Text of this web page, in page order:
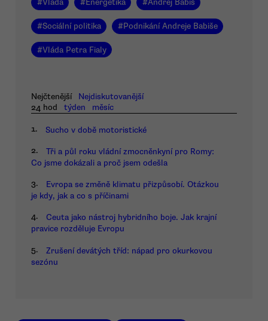
#Vláda #Energetika #Andrej Babiš
#Sociální politika #Podnikání Andreje Babiše
#Vláda Petra Fialy
Nejčtenější
Nejdiskutovanější
24 hod
týden měsíc
1. Sucho v době motoristické
2.
Tři a půl roku vládní zmocněnkyní pro Romy:
Co jsme dokázali a proč jsem odešla
3.
Evropa se změně klimatu přizpůsobí. Otázkou
je kdy, jak a co s příčinami
4.
Ceuta jako nástroj hybridního boje. Jak krajní
pravice rozděluje Evropu
5.
Zrušení devátých tříd: nápad pro okurkovou
sezónu